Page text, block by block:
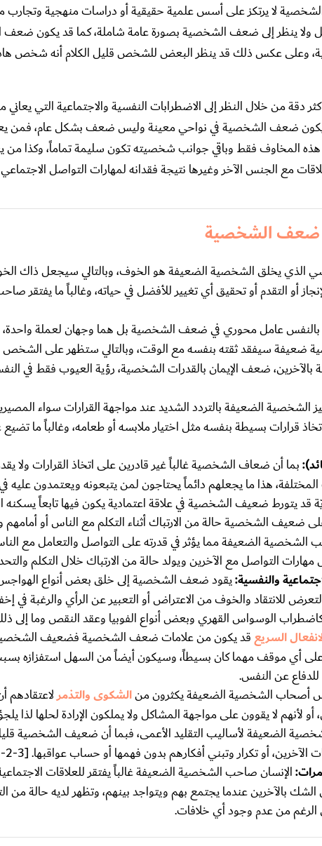
لا يرتكز على أسس علمية حقيقية أو دراسات منهجية
ينظر إلى ضعف الشخصية بصورة عامة شاملة، كما قد يكون
وعلى عكس ذلك قد ينظر البعض للشخص قليل الكلام أنه شخص هادئ
من خلال النظر إلى الاضطرابات النفسية والاجتماعية التي
يكون ضعف الشخصية في نواحي معينة وليس ضعف بشكل عام،
فقط وباقي جوانب شخصيته تكون سليمة تماماً، وكذا من
مع الجنس الآخر وغيرها نتيجة فقدانه لمهارات التواصل
الذي يخلق الشخصية الضعيفة هو الخوف، وبالتالي سيجعل
أو التقدم أو تحقيق أي تغيير للأفضل في حياته، وغالباً ما يفتقر
بالنفس عامل محوري في ضعف الشخصية بل هما وجهان لعملة
سيفقد ثقته بنفسه مع الوقت، وبالتالي ستظهر على الشخص
بالآخرين، ضعف الإيمان بالقدرات الشخصية، رؤية العيوب فقط في
الشخصية الضعيفة بالتردد الشديد عند مواجهة القرارات سواء
بسيطة بنفسه مثل اختيار ملابسه أو طعامه، وغالباً ما تضيع
بما أن ضعاف الشخصية غالباً غير قادرين على اتخاذ القرارات ولا
هذا ما يجعلهم دائماً يحتاجون لمن يتبعونه ويعتمدون عليه في
قد يتورط ضعيف الشخصية في علاقة اعتمادية يكون فيها تابعاً
ضعيف الشخصية حالة من الارتباك أثناء التكلم مع الناس أو أمامهم
الضعيفة مما يؤثر في قدرته على التواصل والتعامل مع
التواصل مع الآخرين ويولد حالة من الارتباك خلال التكلم
والنفسية:يقود ضعف الشخصية إلى خلق بعض أنواع
للانتقاد والخوف من الاعتراض أو التعبير عن الرأي والرغبة في
الوسواس القهري وبعض أنواع الفوبيا وعقد النقص وما إلى
السريعقد يكون من علامات ضعف الشخصية فضعيف الشخصية
أي موقف مهما كان بسيطاً، وسيكون أيضاً من السهل استفزازه
عن النفس.
أصحاب الشخصية الضعيفة يكثرون منالشكوى والتذمرلاعتقادهم
لأنهم لا يقوون على مواجهة المشاكل ولا يملكون الإرادة لحلها لذا
الضعيفة لأساليب التقليد الأعمى، فبما أن ضعيف الشخصية
الآخرين، أو تكرار وتبني أفكارهم بدون فهمها أو حساب عواقبها. [3-2-1]
الإنسان صاحب الشخصية الضعيفة غالباً يفتقر للعلاقات
بالآخرين عندما يجتمع بهم ويتواجد بينهم، وتظهر لديه حالة من
الرغم من عدم وجود أي خلافات.